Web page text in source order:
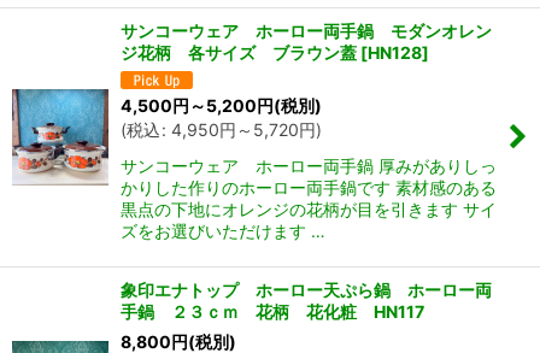
サンコーウェア ホーロー両手鍋 モダンオレン
ジ花柄 各サイズ ブラウン蓋 [HN128]
4,500円 ～5,200円(税別)
(税込: 4,950円 ～5,720円)
サンコーウェア ホーロー両手鍋 厚みがありしっ
かりした作りのホーロー両手鍋です 素材感のある
黒点の下地にオレンジの花柄が目を引きます サイ
ズをお選びいただけます …
象印エナトップ ホーロー天ぷら鍋 ホーロー両
手鍋 ２３ｃｍ 花柄 花化粧 HN117
8,800円(税別)